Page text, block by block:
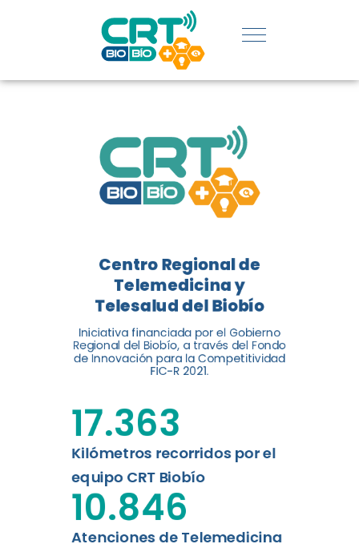
REGIÓN:
CONOCE
LOGROS
DE CRT
BIOBÍO
El Centro Regional de
Telemedicina y Telesalud del
Biobío presenta el balance de
tres años acercando la salud
digital a los habitantes...
Leer más
Centro Regional de
Telemedicina y
Telesalud del Biobío
Iniciativa financiada por el Gobierno
Regional del Biobío, a través del Fondo
de Innovación para la Competitividad
FIC-R 2021.
Kilómetros recorridos por el
equipo CRT Biobío
17.363
Atenciones de Telemedicina
10.846